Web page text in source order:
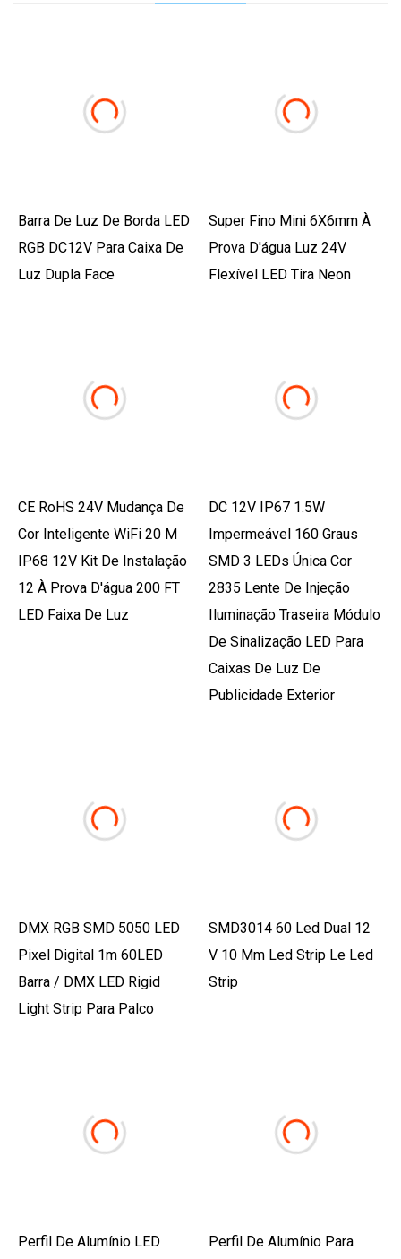
Barra De Luz De Borda LED
RGB DC12V Para Caixa De
Luz Dupla Face
Super Fino Mini 6X6mm À
Prova D'água Luz 24V
Flexível LED Tira Neon
CE RoHS 24V Mudança De
Cor Inteligente WiFi 20 M
IP68 12V Kit De Instalação
12 À Prova D'água 200 FT
LED Faixa De Luz
DC 12V IP67 1.5W
Impermeável 160 Graus
SMD 3 LEDs Única Cor
2835 Lente De Injeção
Iluminação Traseira Módulo
De Sinalização LED Para
Caixas De Luz De
Publicidade Exterior
DMX RGB SMD 5050 LED
Pixel Digital 1m 60LED
Barra / DMX LED Rigid
Light Strip Para Palco
SMD3014 60 Led Dual 12
V 10 Mm Led Strip Le Led
Strip
Perfil De Alumínio LED
Perfil De Alumínio Para